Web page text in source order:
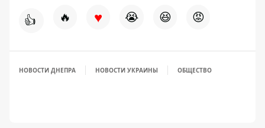
👍 🔥 ♥ 😭 😆 😡
НОВОСТИ ДНЕПРА НОВОСТИ УКРАИНЫ ОБЩЕСТВО